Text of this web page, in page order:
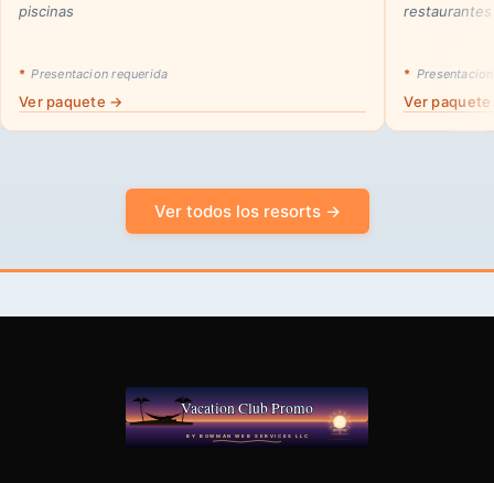
piscinas
* Presentacion requerida
Ver paquete →
restaurantes
*
Ver
Ver todos los resorts →